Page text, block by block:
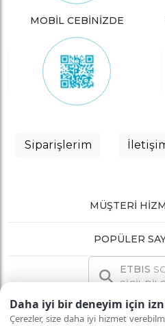
Daha iyi bir deneyim için
Çerezler, size daha iyi hizmet
MOBİL CEBİNİZDE
Siparişlerim
MÜŞTERI
POPÜLER
ETBIS
SİCİL